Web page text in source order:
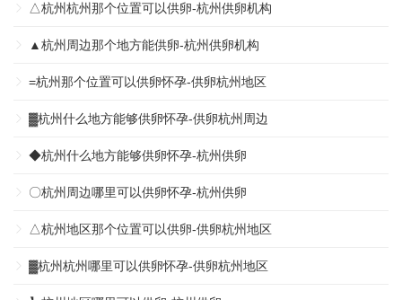
△杭州杭州那个位置可以供卵-杭州供卵机构
▲杭州周边那个地方能供卵-杭州供卵机构
=杭州那个位置可以供卵怀孕-供卵杭州地区
▓杭州什么地方能够供卵怀孕-供卵杭州周边
◆杭州什么地方能够供卵怀孕-杭州供卵
〇杭州周边哪里可以供卵怀孕-杭州供卵
△杭州地区那个位置可以供卵-供卵杭州地区
▓杭州杭州哪里可以供卵怀孕-供卵杭州地区